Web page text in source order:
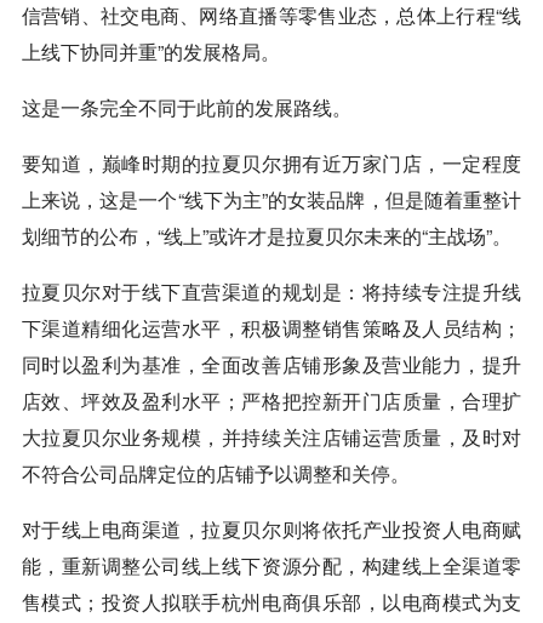
信营销、社交电商、网络直播等零售业态，总体上行程“线
上线下协同并重”的发展格局。
这是一条完全不同于此前的发展路线。
要知道，巅峰时期的拉夏贝尔拥有近万家门店，一定程度
上来说，这是一个“线下为主”的女装品牌，但是随着重整计
划细节的公布，“线上”或许才是拉夏贝尔未来的“主战场”。
拉夏贝尔对于线下直营渠道的规划是：将持续专注提升线
下渠道精细化运营水平，积极调整销售策略及人员结构；
同时以盈利为基准，全面改善店铺形象及营业能力，提升
店效、坪效及盈利水平；严格把控新开门店质量，合理扩
大拉夏贝尔业务规模，并持续关注店铺运营质量，及时对
不符合公司品牌定位的店铺予以调整和关停。
对于线上电商渠道，拉夏贝尔则将依托产业投资人电商赋
能，重新调整公司线上线下资源分配，构建线上全渠道零
售模式；投资人拟联手杭州电商俱乐部，以电商模式为支